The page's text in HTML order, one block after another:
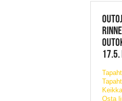
17.5.
Osta